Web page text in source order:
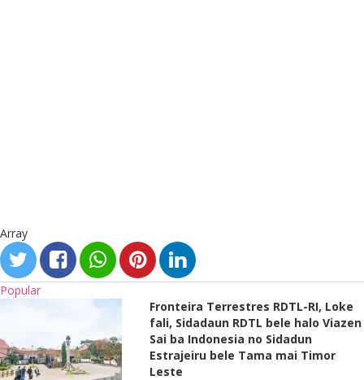
Array
Popular
Fronteira Terrestres RDTL-RI, Loke
fali, Sidadaun RDTL bele halo Viazen
Sai ba Indonesia no Sidadun
Estrajeiru bele Tama mai Timor
Leste